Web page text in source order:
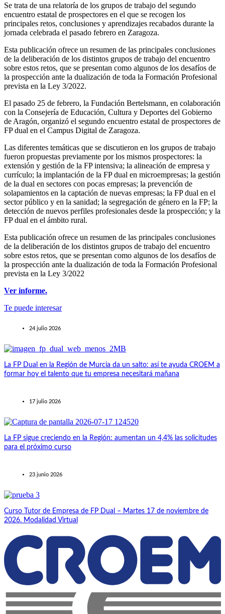
Se trata de una relatoría de los grupos de trabajo del segundo
encuentro estatal de prospectores en el que se recogen los
principales retos, conclusiones y aprendizajes recabados durante la
jornada celebrada el pasado febrero en Zaragoza.
Esta publicación ofrece un resumen de las principales conclusiones
de la deliberación de los distintos grupos de trabajo del encuentro
sobre estos retos, que se presentan como algunos de los desafíos de
la prospección ante la dualización de toda la Formación Profesional
prevista en la Ley 3/2022.
El pasado 25 de febrero, la Fundación Bertelsmann, en colaboración
con la Consejería de Educación, Cultura y Deportes del Gobierno
de Aragón, organizó el segundo encuentro estatal de prospectores de
FP dual en el Campus Digital de Zaragoza.
Las diferentes temáticas que se discutieron en los grupos de trabajo
fueron propuestas previamente por los mismos prospectores: la
extensión y gestión de la FP intensiva; la alineación de empresa y
currículo; la implantación de la FP dual en microempresas; la gestión
de la dual en sectores con pocas empresas; la prevención de
solapamientos en la captación de nuevas empresas; la FP dual en el
sector público y en la sanidad; la segregación de género en la FP; la
detección de nuevos perfiles profesionales desde la prospección; y la
FP dual en el ámbito rural.
Esta publicación ofrece un resumen de las principales conclusiones
de la deliberación de los distintos grupos de trabajo del encuentro
sobre estos retos, que se presentan como algunos de los desafíos de
la prospección ante la dualización de toda la Formación Profesional
prevista en la Ley 3/2022
Ver informe.
Te puede interesar
24 julio 2026
La FP Dual en la Región de Murcia da un salto: así te ayuda CROEM a
formar hoy el talento que tu empresa necesitará mañana
17 julio 2026
La FP sigue creciendo en la Región: aumentan un 4,4% las solicitudes
para el próximo curso
23 junio 2026
Curso Tutor de Empresa de FP Dual – Martes 17 de noviembre de
2026. Modalidad Virtual